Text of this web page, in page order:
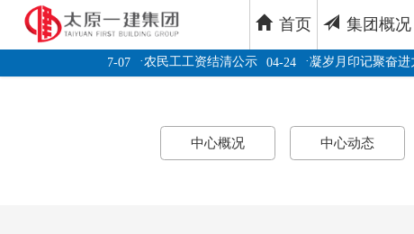
首页 集团概况
04-24
·农民工工资结清公示 ·凝岁月印记聚奋进力量
中心概况 中心动态